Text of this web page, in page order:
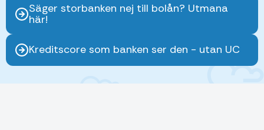
Säger storbanken nej till bolån? Utmana
här!
Kreditscore som banken ser den - utan UC